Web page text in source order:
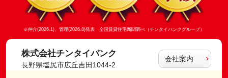
※仲介(2026.1)、管理(2026.8)発表 全国賃貸住宅新聞調べ（チンタイバンクグループ）
株式会社チンタイバンク
長野県塩尻市広丘吉田1044-2
会社案内